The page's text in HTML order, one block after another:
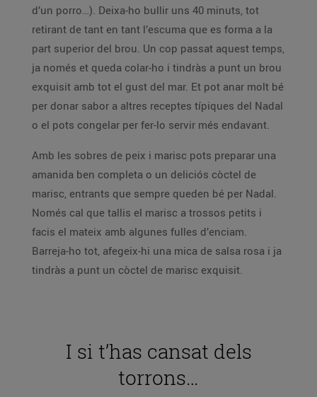
d’un porro…). Deixa-ho bullir uns 40 minuts, tot
retirant de tant en tant l’escuma que es forma a la
part superior del brou. Un cop passat aquest temps,
ja només et queda colar-ho i tindràs a punt un brou
exquisit amb tot el gust del mar. Et pot anar molt bé
per donar sabor a altres receptes típiques del Nadal
o el pots congelar per fer-lo servir més endavant.
Amb les sobres de peix i marisc pots preparar una
amanida ben completa o un deliciós còctel de
marisc, entrants que sempre queden bé per Nadal.
Només cal que tallis el marisc a trossos petits i
facis el mateix amb algunes fulles d’enciam.
Barreja-ho tot, afegeix-hi una mica de salsa rosa i ja
tindràs a punt un còctel de marisc exquisit.
I si t’has cansat dels
torrons…